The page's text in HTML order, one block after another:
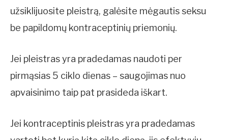
užsiklijuosite pleistrą, galėsite mėgautis seksu
be papildomų kontraceptinių priemonių.
Jei pleistras yra pradedamas naudoti per
pirmąsias 5 ciklo dienas – saugojimas nuo
apvaisinimo taip pat prasideda iškart.
Jei kontraceptinis pleistras yra pradedamas